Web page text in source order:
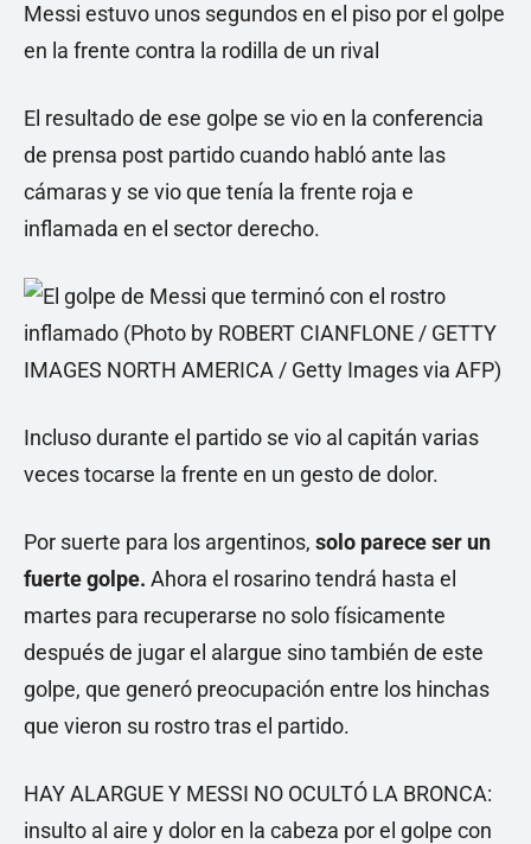
Messi estuvo unos segundos en el piso por el golpe
en la frente contra la rodilla de un rival
El resultado de ese golpe se vio en la conferencia
de prensa post partido cuando habló ante las
cámaras y se vio que tenía la frente roja e
inflamada en el sector derecho.
Incluso durante el partido se vio al capitán varias
veces tocarse la frente en un gesto de dolor.
Por suerte para los argentinos, solo parece ser un
fuerte golpe. Ahora el rosarino tendrá hasta el
martes para recuperarse no solo físicamente
después de jugar el alargue sino también de este
golpe, que generó preocupación entre los hinchas
que vieron su rostro tras el partido.
HAY ALARGUE Y MESSI NO OCULTÓ LA BRONCA:
insulto al aire y dolor en la cabeza por el golpe con